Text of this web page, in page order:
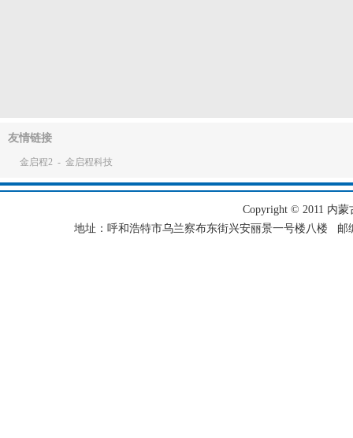
友情链接
金启程2 - 金启程科技
Copyright © 2011 内蒙
地址：呼和浩特市乌兰察布东街兴安丽景一号楼八楼 邮